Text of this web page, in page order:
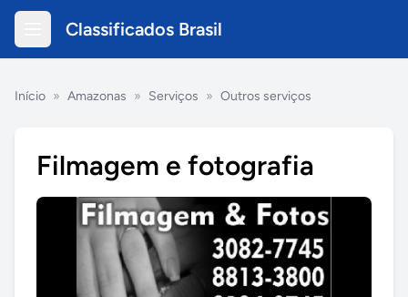
Classificados Brasil
Início » Amazonas » Serviços » Outros serviços
Filmagem e fotografia